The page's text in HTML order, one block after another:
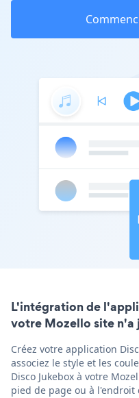
L'intégration de
votre Mozello site n'a
Créez votre application
associez le style et les
Disco Jukebox à votre
pied de page ou à l'endroit